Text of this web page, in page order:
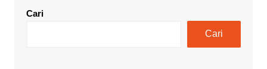
Cari
Cari